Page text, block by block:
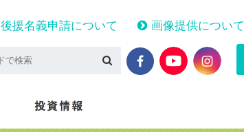
後援名義申請について 画像提供について